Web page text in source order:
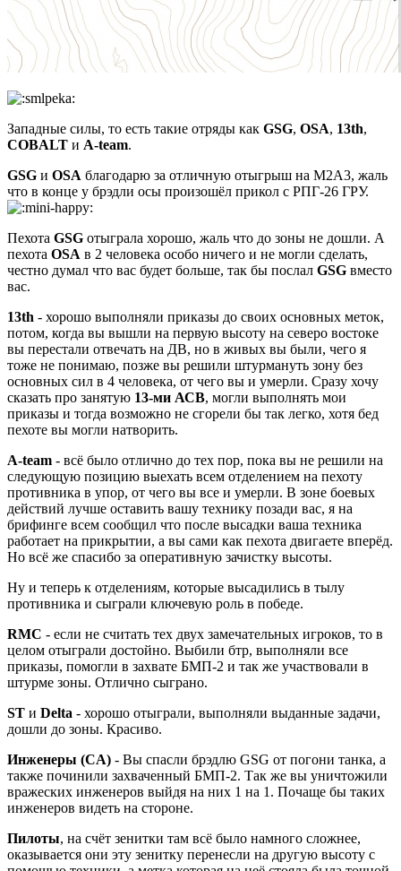
Западные силы, то есть такие отряды как GSG, OSA, 13th,
COBALT и A-team.
GSG и OSA благодарю за отличную отыгрыш на M2A3, жаль
что в конце у брэдли осы произошёл прикол с РПГ-26 ГРУ.
Пехота GSG отыграла хорошо, жаль что до зоны не дошли. А
пехота OSA в 2 человека особо ничего и не могли сделать,
честно думал что вас будет больше, так бы послал GSG вместо
вас.
13th - хорошо выполняли приказы до своих основных меток,
потом, когда вы вышли на первую высоту на северо востоке
вы перестали отвечать на ДВ, но в живых вы были, чего я
тоже не понимаю, позже вы решили штурмануть зону без
основных сил в 4 человека, от чего вы и умерли. Сразу хочу
сказать про занятую 13-ми АСВ, могли выполнять мои
приказы и тогда возможно не сгорели бы так легко, хотя бед
пехоте вы могли натворить.
A-team - всё было отлично до тех пор, пока вы не решили на
следующую позицию выехать всем отделением на пехоту
противника в упор, от чего вы все и умерли. В зоне боевых
действий лучше оставить вашу технику позади вас, я на
брифинге всем сообщил что после высадки ваша техника
работает на прикрытии, а вы сами как пехота двигаете вперёд.
Но всё же спасибо за оперативную зачистку высоты.
Ну и теперь к отделениям, которые высадились в тылу
противника и сыграли ключевую роль в победе.
RMC - если не считать тех двух замечательных игроков, то в
целом отыграли достойно. Выбили бтр, выполняли все
приказы, помогли в захвате БМП-2 и так же участвовали в
штурме зоны. Отлично сыграно.
ST и Delta - хорошо отыграли, выполняли выданные задачи,
дошли до зоны. Красиво.
Инженеры (CA) - Вы спасли брэдлю GSG от погони танка, а
также починили захваченный БМП-2. Так же вы уничтожили
вражеских инженеров выйдя на них 1 на 1. Почаще бы таких
инженеров видеть на стороне.
Пилоты, на счёт зенитки там всё было намного сложнее,
оказывается они эту зенитку перенесли на другую высоту с